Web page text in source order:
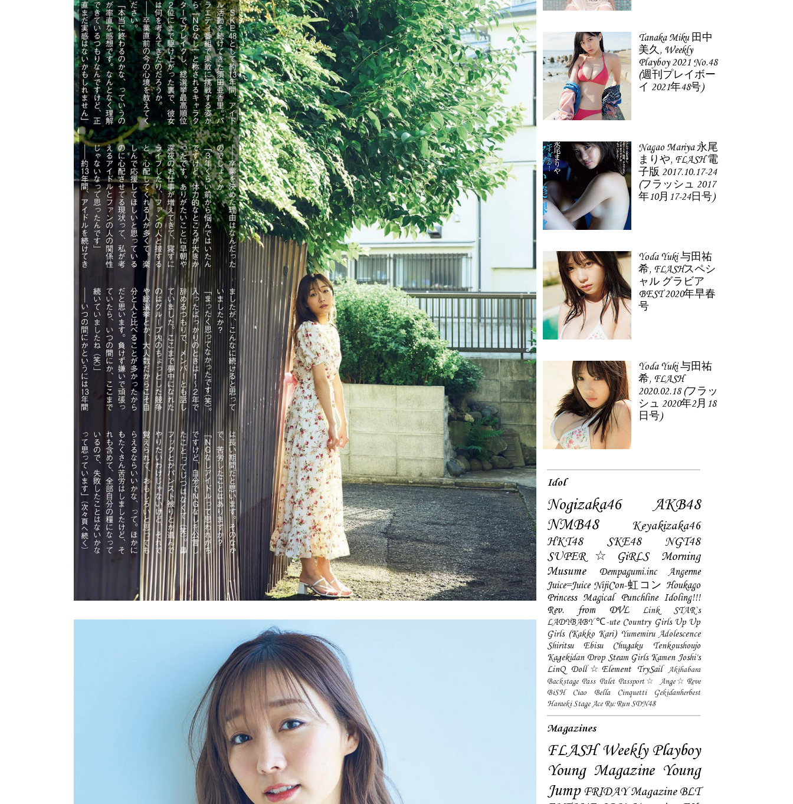
Tanaka Miku 田中
美久, Weekly
Playboy 2021 No.48
(週刊プレイボー
イ 2021年48号)
Nagao Mariya 永尾
まりや, FLASH 電
子版 2017.10.17-24
(フラッシュ 2017
年10月17-24日号)
Yoda Yuki 与田祐
希, FLASHスペシ
ャル グラビア
BEST 2020年早春
号
Yoda Yuki 与田祐
希, FLASH
2020.02.18 (フラッ
シュ 2020年2月18
日号)
Idol
Nogizaka46
AKB48
NMB48
Keyakizaka46
HKT48
SKE48
NGT48
SUPER☆GiRLS
Morning
Musume
Dempagumi.inc
Angerme
Juice=Juice NijiCon-虹コン Houkago
Princess Magical Punchline Idoling!!!
Rev. from DVL
Link STAR`s
LADYBABY ℃-ute Country Girls Up Up
Girls (Kakko Kari) Yumemiru Adolescence
Shiritsu Ebisu Chugaku
Tenkoushoujo
Kagekidan Drop Steam Girls Kamen Joshi's
LinQ Doll☆Element TrySail
Akihabara
Backstage Pass Palet Passport☆
Ange☆Reve
BiSH
Ciao Bella Cinquetti
Gekidanherbest
Haraeki Stage Ace Ru:Run SDN48
Magazines
FLASH Weekly Playboy
Young Magazine Young
Jump FRIDAY Magazine BLT